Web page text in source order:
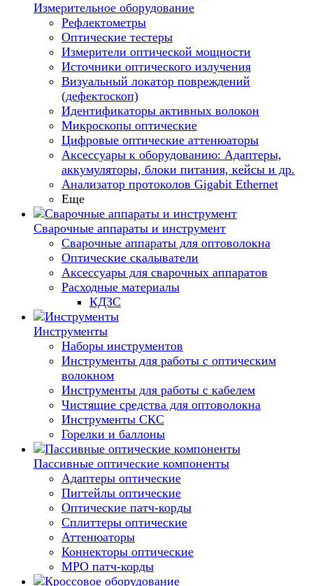
Измерительное оборудование
Рефлектометры
Оптические тестеры
Измерители оптической мощности
Источники оптического излучения
Визуальный локатор повреждений
(дефектоскоп)
Идентификаторы активных волокон
Микроскопы оптические
Цифровые оптические аттенюаторы
Аксессуары к оборудованию: Адаптеры,
аккумуляторы, блоки питания, кейсы и др.
Анализатор протоколов Gigabit Ethernet
Еще
Сварочные аппараты и инструмент
Сварочные аппараты для оптоволокна
Оптические скалыватели
Аксессуары для сварочных аппаратов
Расходные материалы
КДЗС
Инструменты
Наборы инструментов
Инструменты для работы с оптическим
волокном
Инструменты для работы с кабелем
Чистящие средства для оптоволокна
Инструменты СКС
Горелки и баллоны
Пассивные оптические компоненты
Адаптеры оптические
Пигтейлы оптические
Оптические патч-корды
Сплиттеры оптические
Аттенюаторы
Коннекторы оптические
MPO патч-корды